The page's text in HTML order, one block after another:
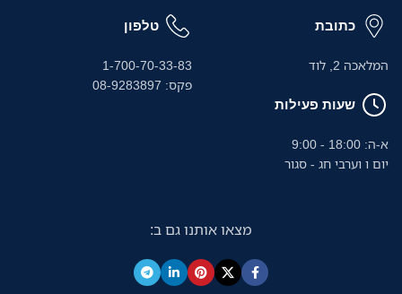
כתובת
המלאכה 2, לוד
שעות פעילות
א-ה: 18:00 - 9:00
יום ו וערבי חג - סגור
טלפון
1-700-70-33-83
פקס: 08-9283897
מצאו אותנו גם ב: